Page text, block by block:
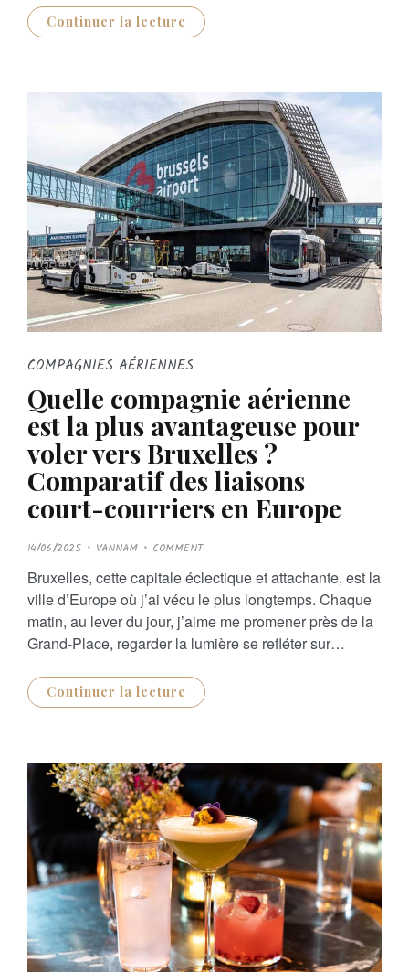
Continuer la lecture
COMPAGNIES AÉRIENNES
Quelle compagnie aérienne
est la plus avantageuse pour
voler vers Bruxelles ?
Comparatif des liaisons
court-courriers en Europe
P
O
T
E
D
O
N
14/06/2025 VANNAM COMMENT
Bruxelles, cette capitale éclectique et attachante, est la
ville d’Europe où j’ai vécu le plus longtemps. Chaque
matin, au lever du jour, j’aime me promener près de la
Grand-Place, regarder la lumière se refléter sur…
Continuer la lecture